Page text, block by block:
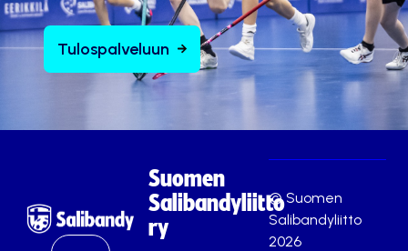
Tulospalveluun
Suomen
Salibandyliitto
ry
© Suomen
Salibandyliitto
2026